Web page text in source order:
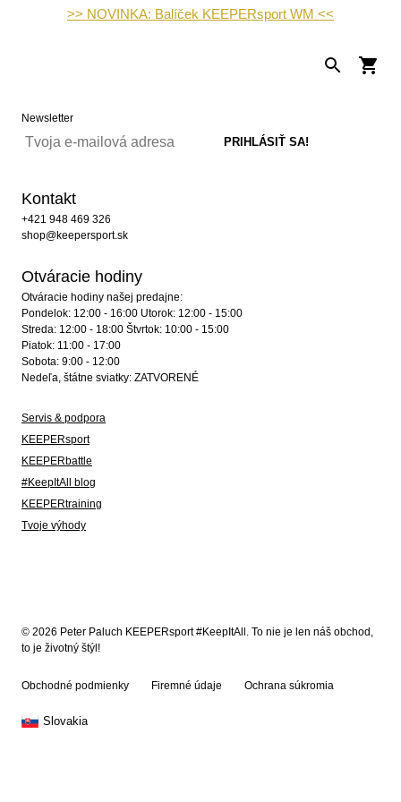
>> NOVINKA: Balíček KEEPERsport WM <<
Newsletter
Kontakt
+421 948 469 326
shop@keepersport.sk
Otváracie hodiny
Otváracie hodiny našej predajne:
Pondelok: 12:00 - 16:00 Utorok: 12:00 - 15:00
Streda: 12:00 - 18:00 Štvrtok: 10:00 - 15:00
Piatok: 11:00 - 17:00
Sobota: 9:00 - 12:00
Nedeľa, štátne sviatky: ZATVORENÉ
Servis & podpora
KEEPERsport
KEEPERbattle
#KeepItAll blog
KEEPERtraining
Tvoje výhody
© 2026 Peter Paluch KEEPERsport #KeepItAll. To nie je len náš obchod,
to je životný štýl!
Obchodné podmienky Firemné údaje Ochrana súkromia
Slovakia